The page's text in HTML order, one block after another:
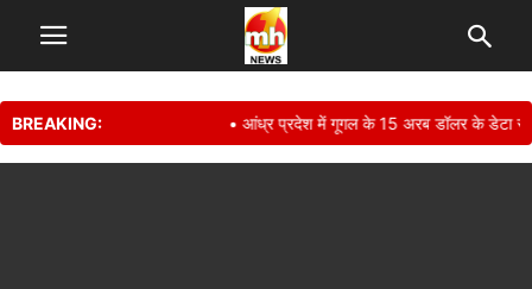
BREAKING: • आंध्र प्रदेश में गूगल के 15 अरब डॉलर के डेटा सेंटर